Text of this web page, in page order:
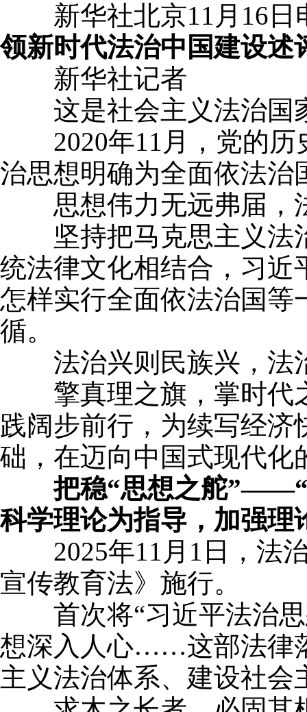
新华社北京11月16
领新时代法治中国建设述
新华社记者
这是社会主义法治国
2020年11月，党的历
治思想明确为全面依法治
思想伟力无远弗届，
坚持把马克思主义法治
统法律文化相结合，习近
怎样实行全面依法治国等
循。
法治兴则民族兴，法
擎真理之旗，掌时代之
践阔步前行，为续写经
础，在迈向中国式现代化
把稳“思想之舵”——“
科学理论为指导，加强理
2025年11月1日，法
宣传教育法》施行。
首次将“习近平法治思
想深入人心……这部法律
主义法治体系、建设社